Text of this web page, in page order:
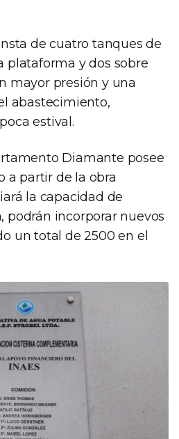
de cuatro tanques de
plataforma y dos sobre
mayor presión y una
abastecimiento,
estival.
Diamante posee
a partir de la obra
la capacidad de
podrán incorporar nuevos
un total de 2500 en el